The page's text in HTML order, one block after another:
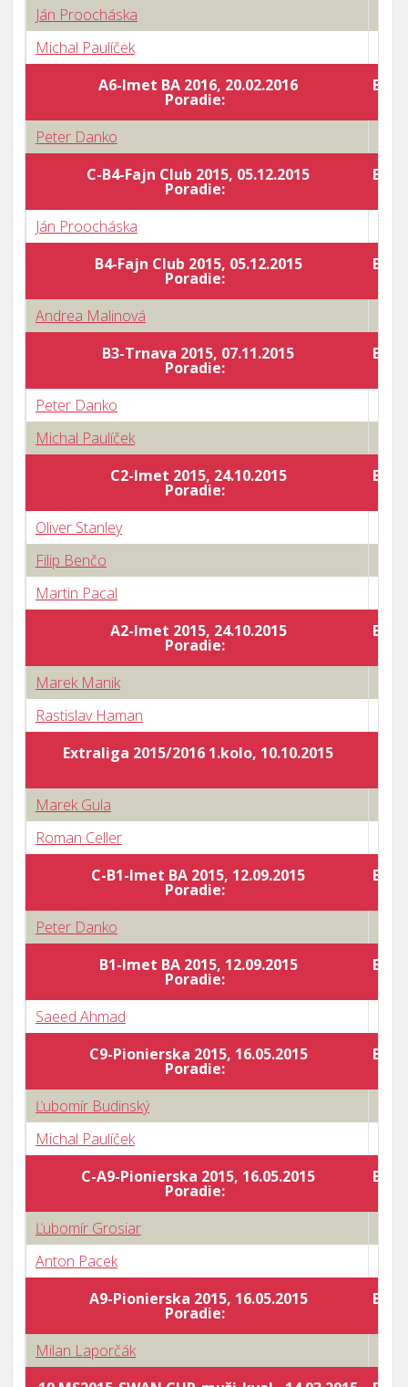
Ján Proocháska
Michal Paulíček
A6-Imet BA 2016, 20.02.2016
Poradie:
Peter Danko
C-B4-Fajn Club 2015, 05.12.2015
Poradie:
Ján Proocháska
B4-Fajn Club 2015, 05.12.2015
Poradie:
Andrea Malinová
B3-Trnava 2015, 07.11.2015
Poradie:
Peter Danko
Michal Paulíček
C2-Imet 2015, 24.10.2015
Poradie:
Oliver Stanley
Filip Benčo
Martin Pacal
A2-Imet 2015, 24.10.2015
Poradie:
Marek Manik
Rastislav Haman
Extraliga 2015/2016 1.kolo, 10.10.2015
Marek Gula
Roman Celler
C-B1-Imet BA 2015, 12.09.2015
Poradie:
Peter Danko
B1-Imet BA 2015, 12.09.2015
Poradie:
Saeed Ahmad
C9-Pionierska 2015, 16.05.2015
Poradie:
Ľubomír Budinský
Michal Paulíček
C-A9-Pionierska 2015, 16.05.2015
Poradie:
Ľubomír Grosiar
Anton Pacek
A9-Pionierska 2015, 16.05.2015
Poradie:
Milan Laporčák